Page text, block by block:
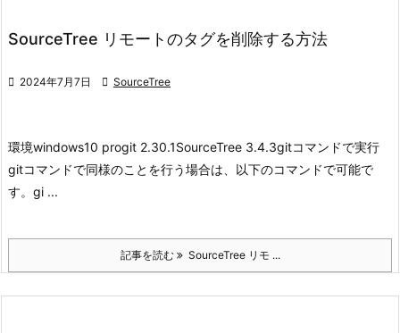
SourceTree リモートのタグを削除する方法
 2024年7月7日  SourceTree
環境windows10 progit 2.30.1SourceTree 3.4.3gitコマンドで実行
gitコマンドで同様のことを行う場合は、以下のコマンドで可能で
す。 gi ...
記事を読む SourceTree リモ ...